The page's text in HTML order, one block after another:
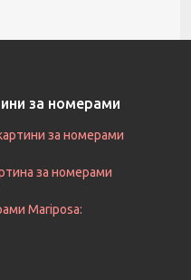
за номерами
за номерами
за номерами
Mariposa: